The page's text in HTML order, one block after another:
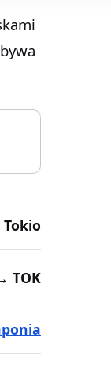
TOK